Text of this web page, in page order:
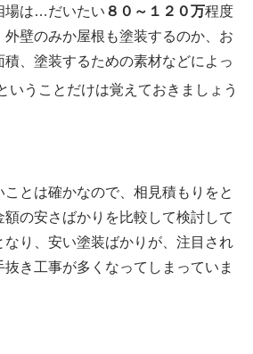
場は…だいたい ８０～１２０万程度
外壁のみか屋根も塗装するのか、お
、塗装するための素材などによっ
いうことだけは覚えておきましょう
とは確かなので、相見積もりをと
額の安さばかりを比較して検討して
り、安い塗装ばかりが、注目され
き工事が多くなってしまっていま